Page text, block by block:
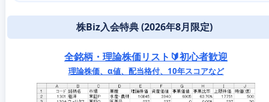
株Biz入会特典 (2026年8月限定)
全銘柄・理論株価リスト🔰初心者歓迎
理論株価、α値、配当格付、10年スコアなど